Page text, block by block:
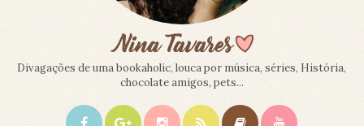
Divagações de uma bookaholic, louca por música, séries, História,
chocolate amigos, pets...